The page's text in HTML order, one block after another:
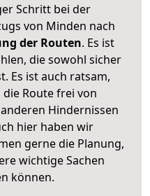
Schritt bei der
von Minden nach
der Routen. Es ist
die sowohl sicher
Es ist auch ratsam,
Route frei von
Hindernissen
hier haben wir
gerne die Planung,
wichtige Sachen
können.